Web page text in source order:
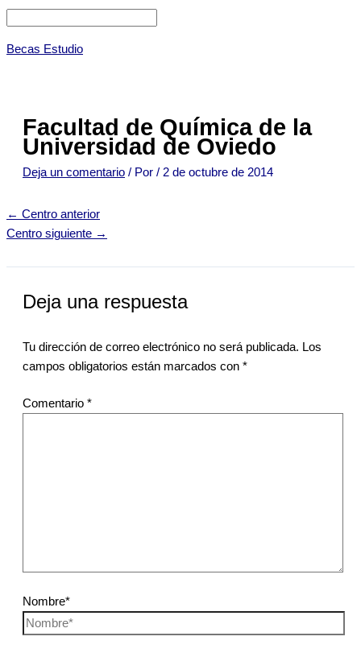
Becas Estudio
Facultad de Química de la
Universidad de Oviedo
Deja un comentario / Por / 2 de octubre de 2014
← Centro anterior
Centro siguiente →
Deja una respuesta
Tu dirección de correo electrónico no será publicada. Los
campos obligatorios están marcados con *
Comentario *
Nombre*